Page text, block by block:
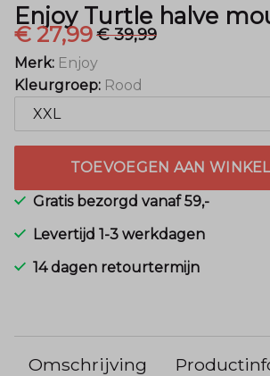
Enjoy Turtle halve
€ 27,99€ 39,99
Merk: Enjoy
Kleurgroep: Rood
TOEVOEGEN AAN
Gratis bezorgd vanaf 59,-
Levertijd 1-3 werkdagen
14 dagen retourtermijn
Omschrijving